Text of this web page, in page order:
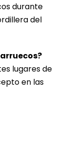
durante
del
lugares de
en las